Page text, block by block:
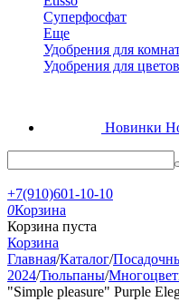
Суперфосфат
Еще
Удобрения для
Удобрения для цветов
Новинки
+7(910)601-10-10
0Корзина
Корзина пуста
Корзина
Главная/Каталог/
2024/Тюльпаны/
"Simple pleasure" Purple